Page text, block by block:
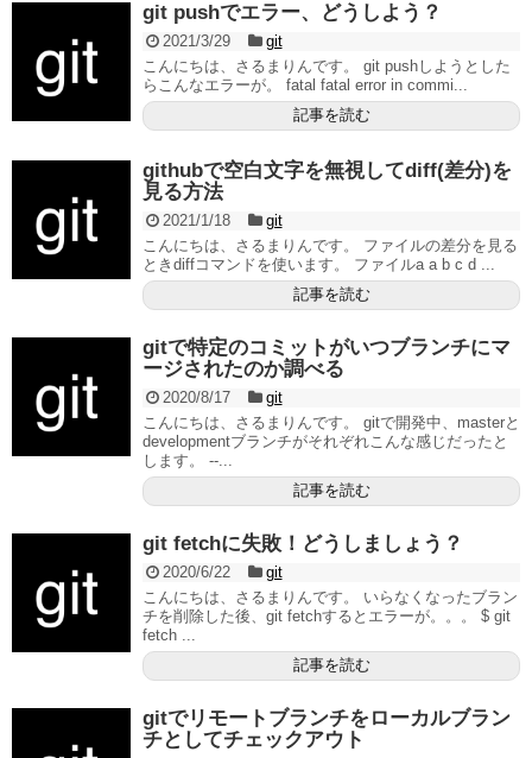
git pushでエラー、どうしよう？
2021/3/29
git
こんにちは、さるまりんです。 git pushしようとした
らこんなエラーが。 fatal fatal error in commi...
記事を読む
githubで空白文字を無視してdiff(差分)を
見る方法
2021/1/18
git
こんにちは、さるまりんです。 ファイルの差分を見る
ときdiffコマンドを使います。 ファイルa a b c d ...
記事を読む
gitで特定のコミットがいつブランチにマ
ージされたのか調べる
2020/8/17
git
こんにちは、さるまりんです。 gitで開発中、masterと
developmentブランチがそれぞれこんな感じだったと
します。 --...
記事を読む
git fetchに失敗！どうしましょう？
2020/6/22
git
こんにちは、さるまりんです。 いらなくなったブラン
チを削除した後、git fetchするとエラーが。。。 $ git
fetch ...
記事を読む
gitでリモートブランチをローカルブラン
チとしてチェックアウト